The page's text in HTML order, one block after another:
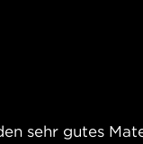
sehr gutes